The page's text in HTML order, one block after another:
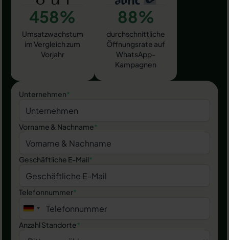
458%
Umsatzwachstum
im Vergleich zum
Vorjahr
88%
durchschnittliche
Öffnungsrate auf
WhatsApp-
Kampagnen
Unternehmen*
Vorname & Nachname*
Geschäftliche E-Mail*
Telefonnummer*
Anzahl Standorte*